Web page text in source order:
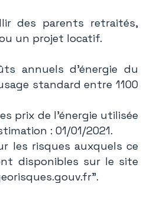
des parents retraités,
un projet locatif.
annuels d'énergie du
standard entre 1100
prix de l'énergie utilisée
: 01/01/2021.
les risques auxquels ce
disponibles sur le site